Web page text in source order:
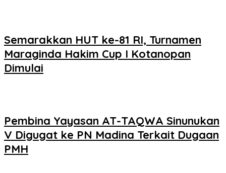
Semarakkan HUT ke-81 RI, Turnamen
Maraginda Hakim Cup I Kotanopan
Dimulai
Pembina Yayasan AT-TAQWA Sinunukan
V Digugat ke PN Madina Terkait Dugaan
PMH